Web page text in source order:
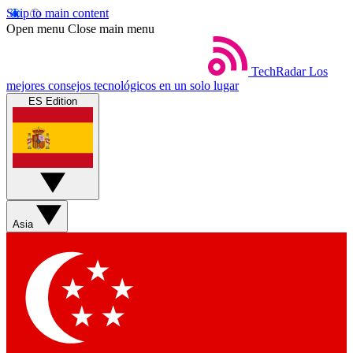
Skip to main content
Open menu Close main menu
TechRadar Los
mejores consejos tecnológicos en un solo lugar
ES Edition
Asia